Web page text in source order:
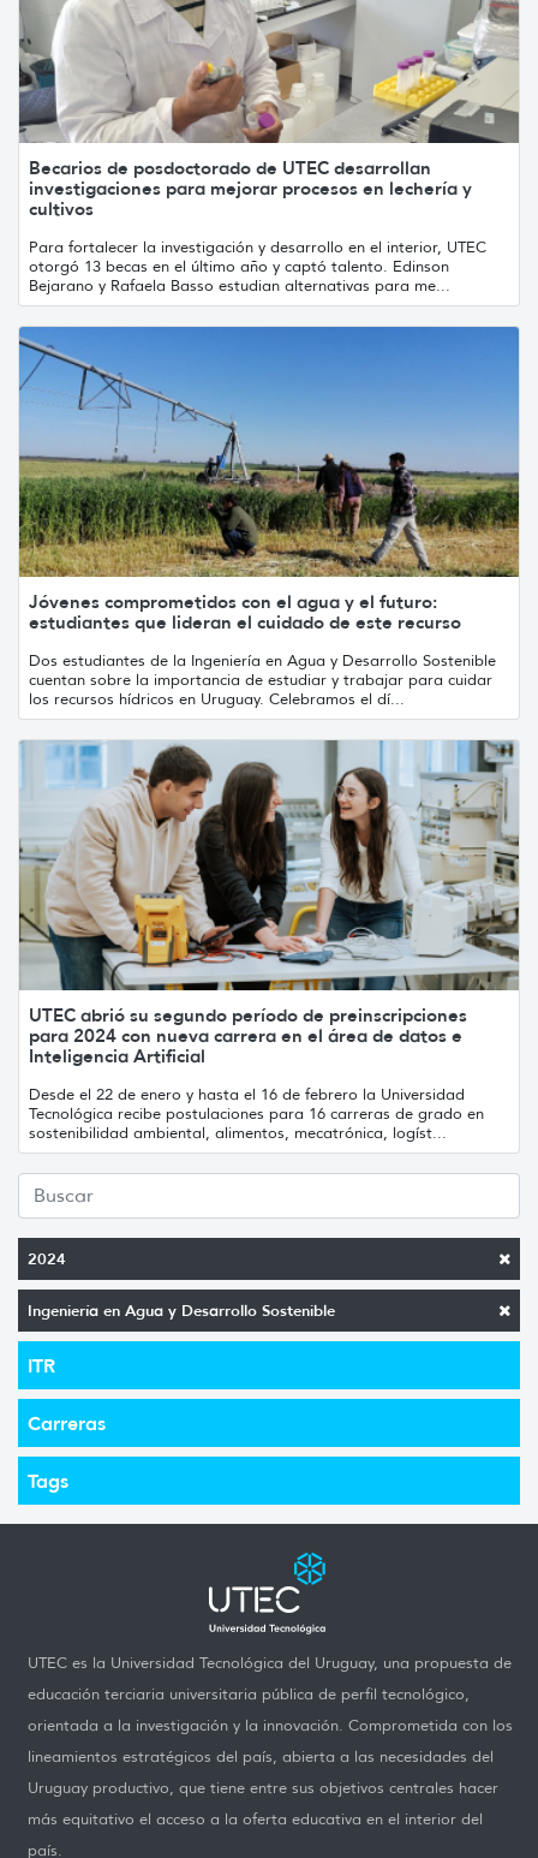
2024
Ingeniería en Agua y Desarrollo Sostenible
ITR
Carreras
Tags
Becarios de posdoctorado de UTEC desarrollan
investigaciones para mejorar procesos en lechería y
cultivos
Para fortalecer la investigación y desarrollo en el interior, UTEC
otorgó 13 becas en el último año y captó talento. Edinson
Bejarano y Rafaela Basso estudian alternativas para me...
Jóvenes comprometidos con el agua y el futuro:
estudiantes que lideran el cuidado de este recurso
Dos estudiantes de la Ingeniería en Agua y Desarrollo Sostenible
cuentan sobre la importancia de estudiar y trabajar para cuidar
los recursos hídricos en Uruguay. Celebramos el dí...
UTEC abrió su segundo período de preinscripciones
para 2024 con nueva carrera en el área de datos e
Inteligencia Artificial
Desde el 22 de enero y hasta el 16 de febrero la Universidad
Tecnológica recibe postulaciones para 16 carreras de grado en
sostenibilidad ambiental, alimentos, mecatrónica, logíst...
UTEC es la Universidad Tecnológica del Uruguay, una propuesta de
educación terciaria universitaria pública de perfil tecnológico,
orientada a la investigación y la innovación. Comprometida con los
lineamientos estratégicos del país, abierta a las necesidades del
Uruguay productivo, que tiene entre sus objetivos centrales hacer
más equitativo el acceso a la oferta educativa en el interior del
país.